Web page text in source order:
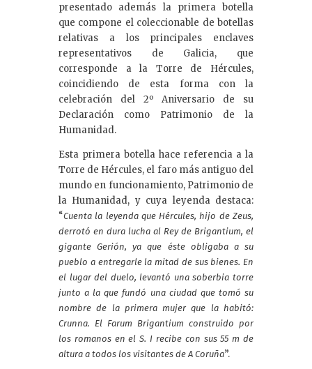
presentado además la primera botella
que compone el coleccionable de botellas
relativas a los principales enclaves
representativos de Galicia, que
corresponde a la Torre de Hércules,
coincidiendo de esta forma con la
celebración del 2º Aniversario de su
Declaración como Patrimonio de la
Humanidad.
Esta primera botella hace referencia a la
Torre de Hércules, el faro más antiguo del
mundo en funcionamiento, Patrimonio de
la Humanidad, y cuya leyenda destaca:
“Cuenta la leyenda que Hércules, hijo de Zeus,
derrotó en dura lucha al Rey de Brigantium, el
gigante Gerión, ya que éste obligaba a su
pueblo a entregarle la mitad de sus bienes. En
el lugar del duelo, levantó una soberbia torre
junto a la que fundó una ciudad que tomó su
nombre de la primera mujer que la habitó:
Crunna. El Farum Brigantium construido por
los romanos en el S. I recibe con sus 55 m de
altura a todos los visitantes de A Coruña”.